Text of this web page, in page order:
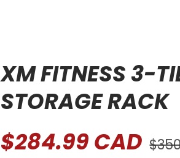
XM FITNESS 3-
STORAGE RACK
$284.99 CAD